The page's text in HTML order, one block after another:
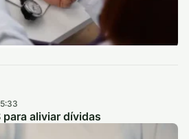
para aliviar dívidas